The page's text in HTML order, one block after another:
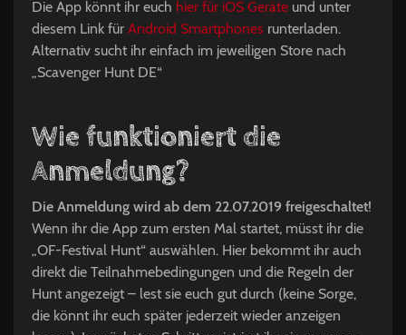
Die App könnt ihr euch hier für iOS Geräte und unter
diesem Link für Android Smartphones runterladen.
Alternativ sucht ihr einfach im jeweiligen Store nach
„Scavenger Hunt DE“
Wie funktioniert die
Anmeldung?
Die Anmeldung wird ab dem 22.07.2019 freigeschaltet!
Wenn ihr die App zum ersten Mal startet, müsst ihr die
„OF-Festival Hunt“ auswählen. Hier bekommt ihr auch
direkt die Teilnahmebedingungen und die Regeln der
Hunt angezeigt – lest sie euch gut durch (keine Sorge,
die könnt ihr euch später jederzeit wieder anzeigen